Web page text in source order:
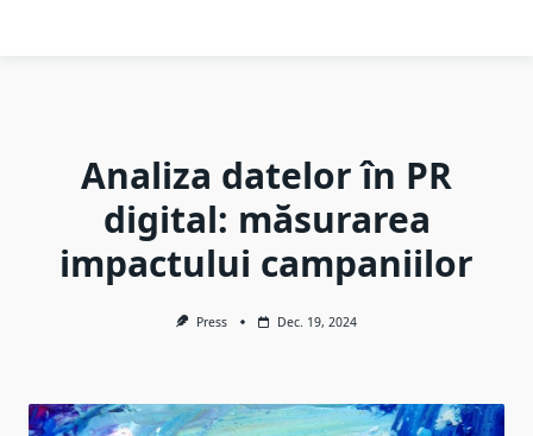
Analiza datelor în PR
digital: măsurarea
impactului campaniilor
Press Dec. 19, 2024